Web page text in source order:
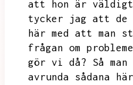
att hon är
tycker jag att de
här med att
frågan om
gör vi då?
Så
avrunda sådana